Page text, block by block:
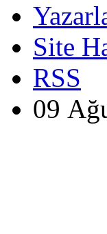
Site
RSS
09